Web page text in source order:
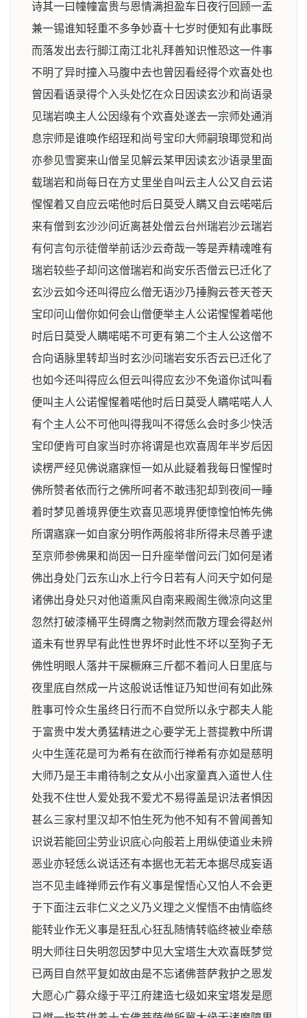
诗其一曰幢幢富贵与恩情满担盈车日夜行回顾一盂
兼一锡谁知轻重不多争妙喜十七岁时便知有此事既
而落发出去行脚江南江北礼拜善知识惟恐这一件事
不明了异时撞入马腹中去也曾因看经得个欢喜处也
曾因看语录得个入头处忆在众日因读玄沙和尚语录
见瑞岩唤主人公因缘有个欢喜处遂去一宗师处通消
息宗师是谁唤作绍珵和尚号宝印大师嗣琅瑘觉和尚
亦参见雪窦来山僧呈见解云某甲因读玄沙语录里面
载瑞岩和尚每日在方丈里坐自叫云主人公又自云诺
惺惺着又自应云喏他时后日莫受人瞒又自云喏喏后
来有僧到玄沙沙问近离甚处僧云台州瑞岩沙云瑞岩
有何言句示徒僧举前话沙云奇哉一等是弄精魂唯有
瑞岩较些子却问这僧瑞岩和尚安乐否僧云已迁化了
玄沙云如今还叫得应么僧无语沙乃捶胸云苍天苍天
宝印问山僧你如何会山僧便举主人公诺惺惺着喏他
时后日莫受人瞒喏喏不可更有第二个主人公这僧不
合向语脉里转却当时玄沙问瑞岩安乐否云已迁化了
也如今还叫得应么但云叫得应玄沙不免道你试叫看
便叫主人公诺惺惺着喏他时后日莫受人瞒喏喏人人
有个主人公不可他叫得我叫不得恁么会时多少快活
宝印便肯可自家当时亦将谓是也欢喜周年半岁后因
读楞严经见佛说寤寐恒一如从此疑着我每日惺惺时
佛所赞者依而行之佛所呵者不敢违犯却到夜间一睡
着时梦见善境界便生欢喜见恶境界便慞惶怕怖先佛
所谓寤寐一如自家分明作两般将非所得未尽善乎逮
至京师参佛果和尚因一日升座举僧问云门如何是诸
佛出身处门云东山水上行今日若有人问天宁如何是
诸佛出身处只对他道熏风自南来殿阁生微凉向这里
忽然打破漆桶平生碍膺之物剥然而散方理会得赵州
道未有世界早有此性世界坏时此性不坏以至狗子无
佛性明眼人落井干屎橛麻三斤都不着问人日里底与
夜里底自然成一片这般说话惟证乃知世间有如此殊
胜事可怜众生虽终日行而不自觉所以永宁郡夫人能
于富贵中发大勇猛精进之心要学无上菩提教中所谓
火中生莲花是可为希有在欲而行禅希有亦如是慈明
大师乃是王丰甫待制之女从小出家童真入道世人住
处我不住世人爱处我不爱尤不易得盖是识法者惧因
甚么三家村里汉却不怕生死为他不知有不曾闻善知
识说若能回尘劳业识底心向般若上用纵使道业未辨
恶业亦轻恁么说话还有本据也无若无本据尽成妄语
岂不见圭峰禅师云作有义事是惺悟心又怕人不会更
于下面注云非仁义之义乃义理之义惺悟不由情临终
能转业作无义事是狂乱心狂乱随情转临终被业牵慈
明大师往日失明忽因梦中见大宝塔生大欢喜既梦觉
已两目自然平复如故由是不忘诸佛菩萨救护之恩发
大愿心广募众缘于平江府建造七级如来宝塔发是愿